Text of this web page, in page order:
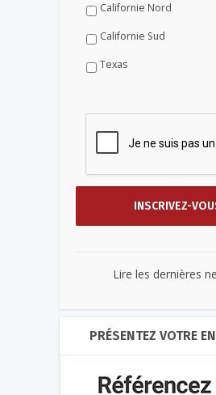
Californie Nord
Californie Sud
Texas
Lire les dernières
PRÉSENTEZ VOTRE